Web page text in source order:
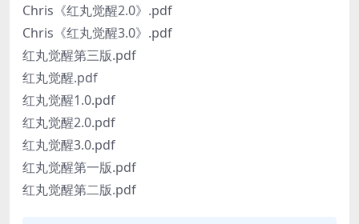
Chris《红丸觉醒2.0》.pdf
Chris《红丸觉醒3.0》.pdf
红丸觉醒第三版.pdf
红丸觉醒.pdf
红丸觉醒1.0.pdf
红丸觉醒2.0.pdf
红丸觉醒3.0.pdf
红丸觉醒第一版.pdf
红丸觉醒第二版.pdf